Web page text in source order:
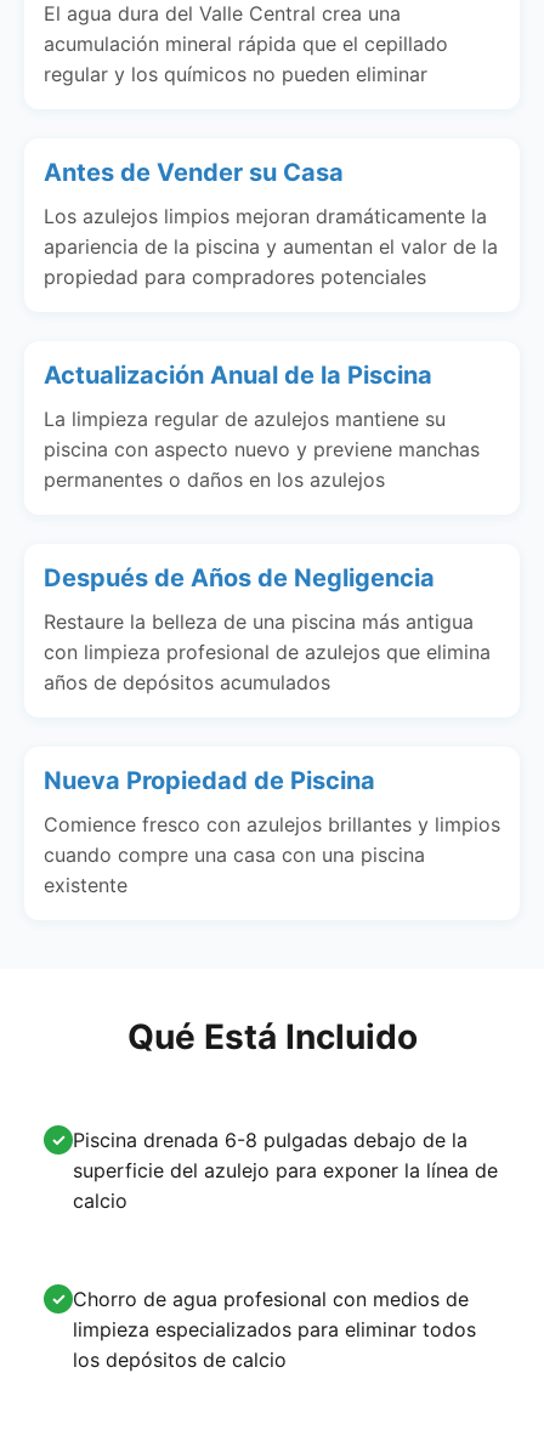
El agua dura del Valle Central crea una
acumulación mineral rápida que el cepillado
regular y los químicos no pueden eliminar
Antes de Vender su Casa
Los azulejos limpios mejoran dramáticamente la
apariencia de la piscina y aumentan el valor de la
propiedad para compradores potenciales
Actualización Anual de la Piscina
La limpieza regular de azulejos mantiene su
piscina con aspecto nuevo y previene manchas
permanentes o daños en los azulejos
Después de Años de Negligencia
Restaure la belleza de una piscina más antigua
con limpieza profesional de azulejos que elimina
años de depósitos acumulados
Nueva Propiedad de Piscina
Comience fresco con azulejos brillantes y limpios
cuando compre una casa con una piscina
existente
Qué Está Incluido
✓ Piscina drenada 6-8 pulgadas debajo de la
superficie del azulejo para exponer la línea de
calcio
✓ Chorro de agua profesional con medios de
limpieza especializados para eliminar todos
los depósitos de calcio